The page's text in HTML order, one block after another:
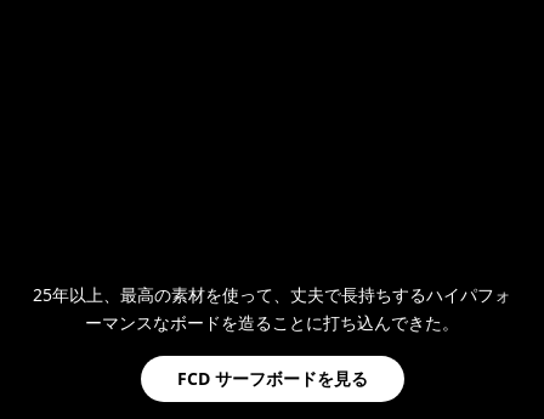
25年以上、最高の素材を使って、丈夫で長持ちするハイパフォ
ーマンスなボードを造ることに打ち込んできた。
FCD サーフボードを見る